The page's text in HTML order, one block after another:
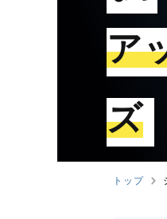
ア
ズ
トップ